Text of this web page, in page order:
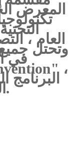
المعرض
العام ،
في
الحدث ، المعرض التجاري.